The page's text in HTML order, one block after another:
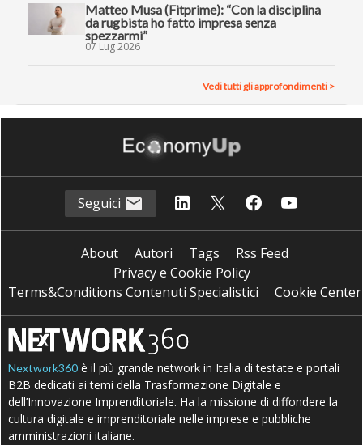
Matteo Musa (Fitprime): “Con la disciplina
da rugbista ho fatto impresa senza
spezzarmi”
07 Lug 2026
Vedi tutti gli approfondimenti >
Seguici
About Autori Tags
Rss Feed
Privacy e Cookie Policy
Terms&Conditions Contenuti Specialistici
Cookie Center
Nextwork360 è il più grande network in Italia di testate e portali
B2B dedicati ai temi della Trasformazione Digitale e
dell’Innovazione Imprenditoriale. Ha la missione di diffondere la
cultura digitale e imprenditoriale nelle imprese e pubbliche
amministrazioni italiane.